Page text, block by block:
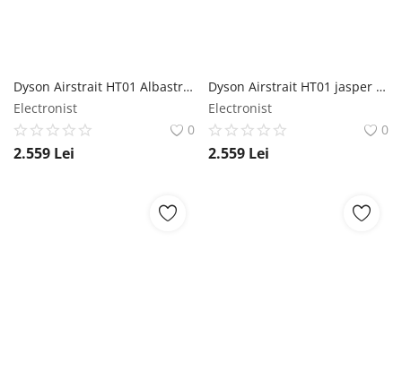
Dyson Airstrait HT01 Albastru de Prusia / cupru - Placa de păr Dyson
Electronist
0
2.559 Lei
Dyson Airstrait HT01 jasper plum - Placa de păr Dyson
Electronist
0
2.559 Lei